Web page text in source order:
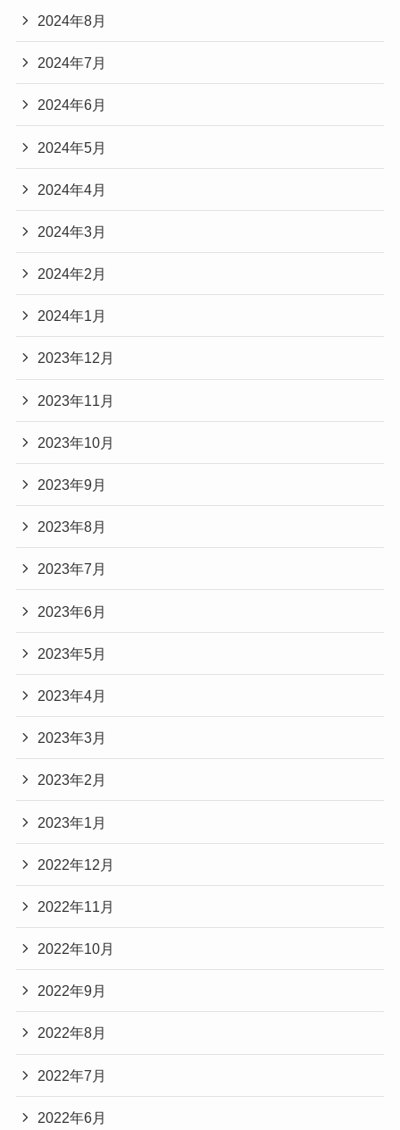
2024年8月
2024年7月
2024年6月
2024年5月
2024年4月
2024年3月
2024年2月
2024年1月
2023年12月
2023年11月
2023年10月
2023年9月
2023年8月
2023年7月
2023年6月
2023年5月
2023年4月
2023年3月
2023年2月
2023年1月
2022年12月
2022年11月
2022年10月
2022年9月
2022年8月
2022年7月
2022年6月